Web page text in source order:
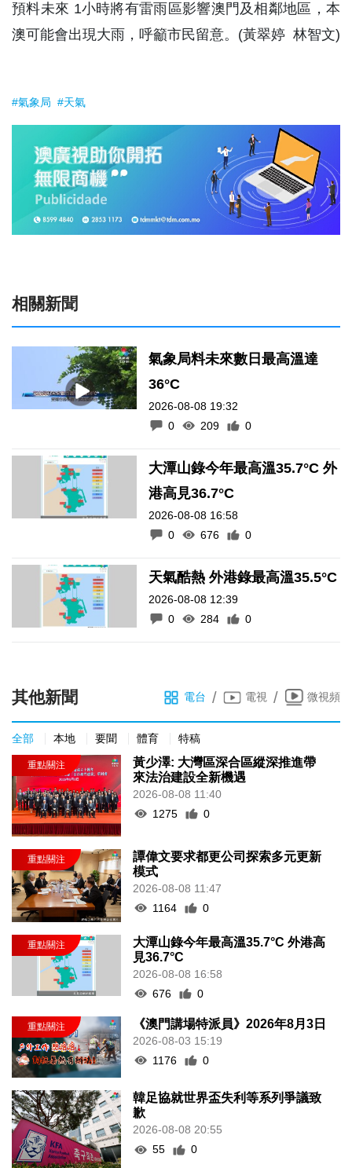
預料未來 1小時將有雷雨區影響澳門及相鄰地區，本
澳可能會出現大雨，呼籲市民留意。(黃翠婷 林智文)
#氣象局 #天氣
相關新聞
氣象局料未來數日最高溫達
36°C
2026-08-08 19:32
0
209 0
大潭山錄今年最高溫35.7°C 外
港高見36.7°C
2026-08-08 16:58
0
676 0
天氣酷熱 外港錄最高溫35.5°C
2026-08-08 12:39
0
284 0
其他新聞 電台 / 電視 / 微視頻
全部 本地 要聞 體育 特稿
黃少澤: 大灣區深合區縱深推進帶
來法治建設全新機遇
2026-08-08 11:40
1275
0
譚偉文要求都更公司探索多元更新
模式
2026-08-08 11:47
1164
0
大潭山錄今年最高溫35.7°C 外港高
見36.7°C
2026-08-08 16:58
676
0
《澳門講場特派員》2026年8月3日
2026-08-03 15:19
1176
0
韓足協就世界盃失利等系列爭議致
歉
2026-08-08 20:55
55
0